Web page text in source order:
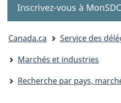
Inscrivez-vous à MonSDC
You
are
here:
Canada.ca
Service des
Marchés et industries
Recherche par pays,